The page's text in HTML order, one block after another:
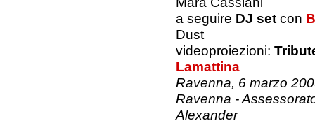
a seguire DJ set con
Dust
videoproiezioni:
Lamattina
Ravenna, 6 marzo
Ravenna -
Alexander